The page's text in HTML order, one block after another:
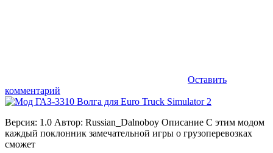
Оставить
комментарий
Версия: 1.0 Автор: Russian_Dalnoboy Описание С этим модом
каждый поклонник замечательной игры о грузоперевозках
сможет